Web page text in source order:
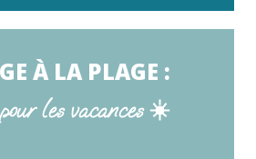
À LA PLAGE :
les vacances ☀️